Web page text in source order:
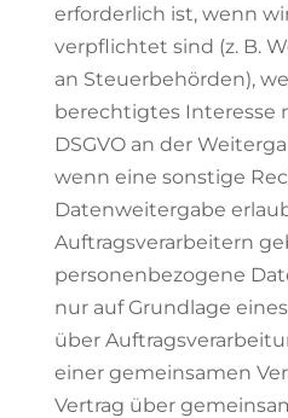
erforderlich ist, wenn
verpflichtet sind (z. B.
an Steuerbehörden),
berechtigtes Interesse
DSGVO an der
wenn eine sonstige
Datenweitergabe
Auftragsverarbeitern
personenbezogene
nur auf Grundlage
über
einer gemeinsamen
Vertrag über